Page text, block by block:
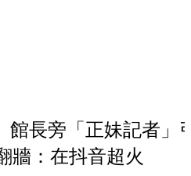
長旁「正妹記者」
牆：在抖音超火